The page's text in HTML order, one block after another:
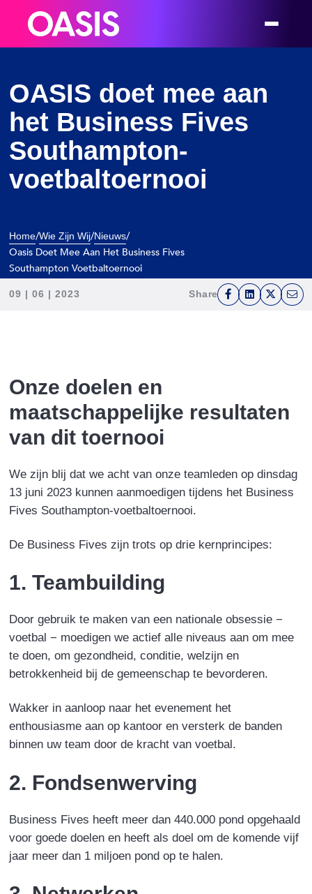
OASIS doet mee aan
het Business Fives
Southampton-
voetbaltoernooi
Home/Wie Zijn Wij/Nieuws/
Oasis Doet Mee Aan Het Business Fives
Southampton Voetbaltoernooi
09 | 06 | 2023 Share
F
o
L
I
T
r
E
Onze doelen en
maatschappelijke resultaten
van dit toernooi
We zijn blij dat we acht van onze teamleden op dinsdag
13 juni 2023 kunnen aanmoedigen tijdens het Business
Fives Southampton-voetbaltoernooi.
De Business Fives zijn trots op drie kernprincipes:
1. Teambuilding
Door gebruik te maken van een nationale obsessie −
voetbal − moedigen we actief alle niveaus aan om mee
te doen, om gezondheid, conditie, welzijn en
betrokkenheid bij de gemeenschap te bevorderen.
Wakker in aanloop naar het evenement het
enthousiasme aan op kantoor en versterk de banden
binnen uw team door de kracht van voetbal.
2. Fondsenwerving
Business Fives heeft meer dan 440.000 pond opgehaald
voor goede doelen en heeft als doel om de komende vijf
jaar meer dan 1 miljoen pond op te halen.